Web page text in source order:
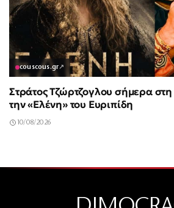
couscous.gr↗
Στράτος Τζώρτζογλου σήμερα
την «Ελένη» του Ευριπίδη
10/08/2026